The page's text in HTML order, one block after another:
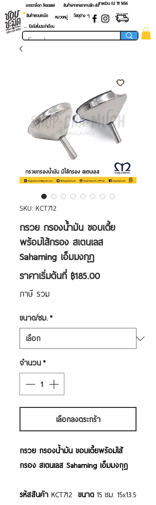
แคตตาล็อก โหลดเลย! สายด่วน 02 ​111 5656
สินค้าฝากขายราคาปลีก-ส่ง
สินค้าชอบชะมัด
หมวดหมู่
วัสดุต่าง ๆ
.... โปรโมชั่นประจำเดือน
SKU: KCT712
กรวย กรองน้ำมัน ขอบเตี้ย
พร้อมไส้กรอง สเตนเลส
Sahaming เอ็มมงกุฎ
ราคาเริ่มต้นที่ ฿185.00ราคา
ภาษี รวม
ขนาด/ซม.*
จำนวน*
เลือกลงตระกร้า
กรวย กรองน้ำมัน ขอบเตี้ยพร้อมไส้
กรอง สเตนเลส Sahaming เอ็มมงกุฎ
รหัสสินค้า KCT712 ขนาด15 ซม. 15x13.5